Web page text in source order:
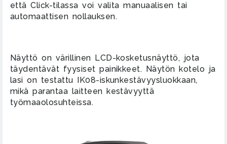
että Click-tilassa voi valita manuaalisen tai
automaattisen nollauksen.
Näyttö on värillinen LCD-kosketusnäyttö, jota
täydentävät fyysiset painikkeet. Näytön kotelo ja
lasi on testattu IK08-iskunkestävyysluokkaan,
mikä parantaa laitteen kestävyyttä
työmaaolosuhteissa.